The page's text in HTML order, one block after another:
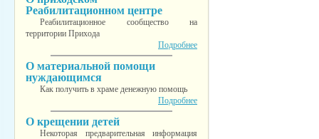
Реабилитационном центре
Реабилитационное сообщество на
территории Прихода
Подробнее
О материальной помощи
нуждающимся
Как получить в храме денежную помощь
Подробнее
О крещении детей
Некоторая предварительная информация